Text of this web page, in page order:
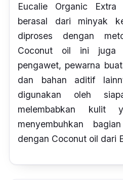
Eucalie Organic
berasal dari minyak
diproses dengan
Coconut oil ini juga
pengawet, pewarna
dan bahan aditif
digunakan oleh
melembabkan kulit
menyembuhkan
dengan Coconut oil dari